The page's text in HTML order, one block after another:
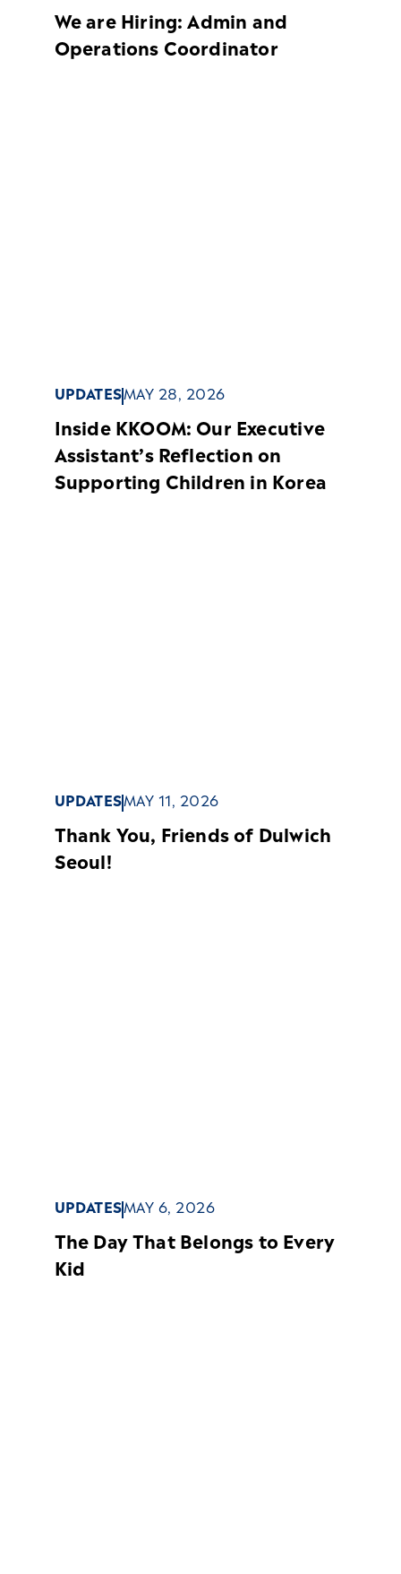
We are Hiring: Admin and
Operations Coordinator​
UPDATESMAY 28, 2026
Inside KKOOM: Our Executive
Assistant’s Reflection on
Supporting Children in Korea
UPDATESMAY 11, 2026
Thank You, Friends of Dulwich
Seoul!
UPDATESMAY 6, 2026
The Day That Belongs to Every
Kid